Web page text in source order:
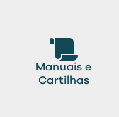
Manuais e
Cartilhas